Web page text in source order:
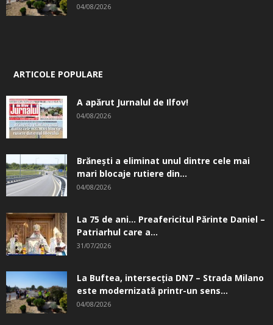
04/08/2026
ARTICOLE POPULARE
A apărut Jurnalul de Ilfov!
04/08/2026
Brănești a eliminat unul dintre cele mai
mari blocaje rutiere din...
04/08/2026
La 75 de ani… Preafericitul Părinte Daniel –
Patriarhul care a...
31/07/2026
La Buftea, intersecţia DN7 – Strada Milano
este modernizată printr-un sens...
04/08/2026